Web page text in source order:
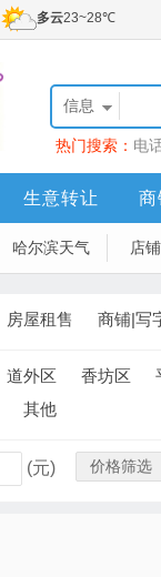
信息
热门搜索： 电
生意转让 商
哈尔滨天气 店
房屋租售 商铺|写
道外区 香坊区
其他
(元) 价格筛选